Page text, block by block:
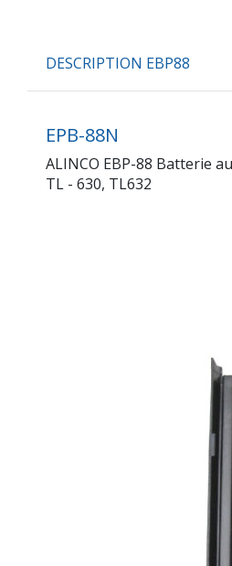
DESCRIPTION EBP88
EPB-88N
ALINCO EBP-88 Batterie
TL - 630, TL632